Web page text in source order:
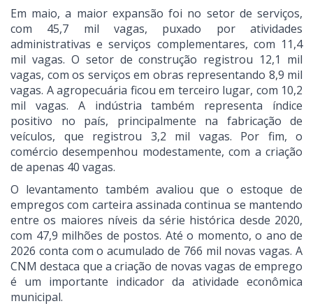
Em maio, a maior expansão foi no setor de serviços,
com 45,7 mil vagas, puxado por atividades
administrativas e serviços complementares, com 11,4
mil vagas. O setor de construção registrou 12,1 mil
vagas, com os serviços em obras representando 8,9 mil
vagas. A agropecuária ficou em terceiro lugar, com 10,2
mil vagas. A indústria também representa índice
positivo no país, principalmente na fabricação de
veículos, que registrou 3,2 mil vagas. Por fim, o
comércio desempenhou modestamente, com a criação
de apenas 40 vagas.
O levantamento também avaliou que o estoque de
empregos com carteira assinada continua se mantendo
entre os maiores níveis da série histórica desde 2020,
com 47,9 milhões de postos. Até o momento, o ano de
2026 conta com o acumulado de 766 mil novas vagas. A
CNM destaca que a criação de novas vagas de emprego
é um importante indicador da atividade econômica
municipal.